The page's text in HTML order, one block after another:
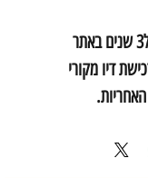
אחריות מורחבת ל3 שנים באתר
דיו מקורי